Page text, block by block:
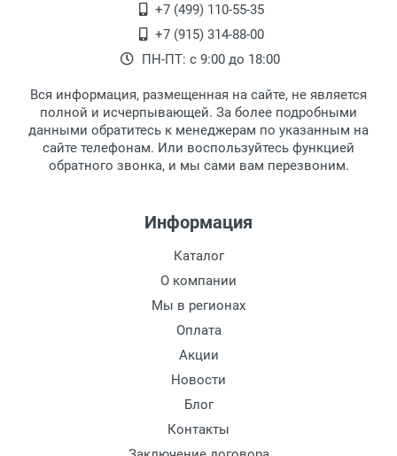
+7 (499) 110-55-35
+7 (915) 314-88-00
ПН-ПТ: с 9:00 до 18:00
Вся информация, размещенная на сайте, не является
полной и исчерпывающей. За более подробными
данными обратитесь к менеджерам по указанным на
сайте телефонам. Или воспользуйтесь функцией
обратного звонка, и мы сами вам перезвоним.
Информация
Каталог
О компании
Мы в регионах
Оплата
Акции
Новости
Блог
Контакты